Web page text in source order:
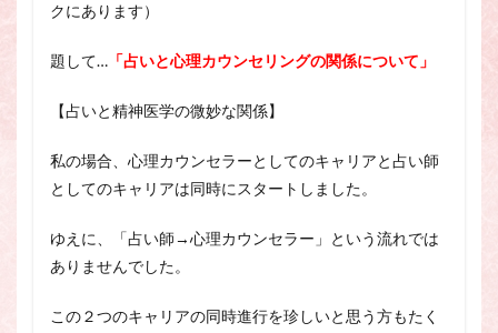
クにあります）
題して… 「占いと心理カウンセリングの関係について」
【占いと精神医学の微妙な関係】
私の場合、心理カウンセラーとしてのキャリアと占い師
としてのキャリアは同時にスタートしました。
ゆえに、「占い師→心理カウンセラー」という流れでは
ありませんでした。
この２つのキャリアの同時進行を珍しいと思う方もたく